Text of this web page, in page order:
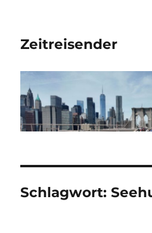
Zeitreisender
Schlagwort: